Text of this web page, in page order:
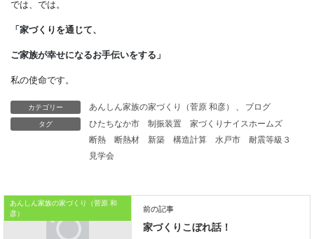
迷惑メールが届きにくいので、
フリーメールに不安を感じている方でも
安心して使えます。
キャリアメールが必要な方は、
・乗り換え先で
キャリアメールを使えるか
継続できるか（方法や費用）
についてもチェックしましょう。
カテゴリー あんしん家族の家づくり（菅原 和彦） 、
ブログ
タグ
ひたちなか市 制振装置
家づくりナイスホームズ
断熱
断熱材 新築 構造計算 水戸市
耐震等級３
見学会
あんしん家族の家づくり（菅原 和
彦）